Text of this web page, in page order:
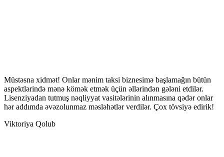
Müstəsna xidmət! Onlar mənim taksi biznesimə başlamağın bütün
aspektlərində mənə kömək etmək üçün əllərindən gələni etdilər.
Lisenziyadan tutmuş nəqliyyat vasitələrinin alınmasına qədər onlar
hər addımda əvəzolunmaz məsləhətlər verdilər. Çox tövsiyə edirik!
Viktoriya Qolub